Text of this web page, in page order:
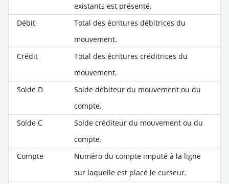
existants est présenté.
Débit
Total des écritures débitrices du
mouvement.
Crédit
Total des écritures créditrices du
mouvement.
Solde D
Solde débiteur du mouvement ou du
compte.
Solde C
Solde créditeur du mouvement ou du
compte.
Compte
Numéro du compte imputé à la ligne
sur laquelle est placé le curseur.